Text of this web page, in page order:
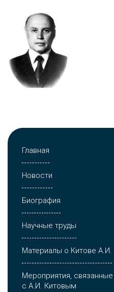
Главная
Новости
Биография
Научные труды
Материалы о Китове А.И.
Мероприятия, связанные
с А.И. Китовым